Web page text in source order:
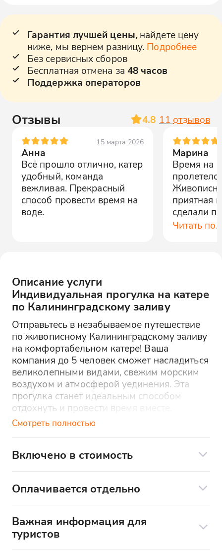
Гарантия лучшей цены, найдете цену
ниже, мы вернем разницу. Подробнее
Без сервисных сборов
Бесплатная отмена за 48 часов
Поддержка операторов
Отзывы 4.8 11 отзывов
15 марта 2026
Анна
Всё прошло отлично, катер
удобный, команда
вежливая. Прекрасный
способ провести время на
воде.
Марина
Время на
приятная
сделали
Читать
Описание услуги
Индивидуальная прогулка на катере
по Калининградскому заливу
Отправьтесь в незабываемое путешествие
по живописному Калининградскому заливу
на комфортабельном катере! Ваша
компания до 5 человек сможет насладиться
великолепными видами, свежим морским
воздухом и атмосферой уединения. Эта
прогулка станет идеальным способом
отдохнуть и провести время вместе.
Смотреть полностью
Включено в стоимость
Купание в теплое время года
Набор необходимой посуды
Оплачивается отдельно
желанию:
С собой разрешается брать любую еду и
Важная информация для
туристов